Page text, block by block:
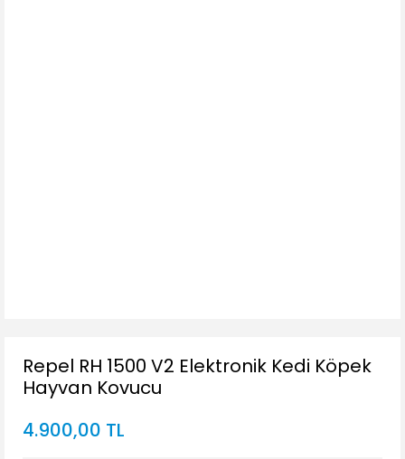
Repel RH 1500 V2 Elektronik Kedi Köpek
Hayvan Kovucu
4.900,00 TL